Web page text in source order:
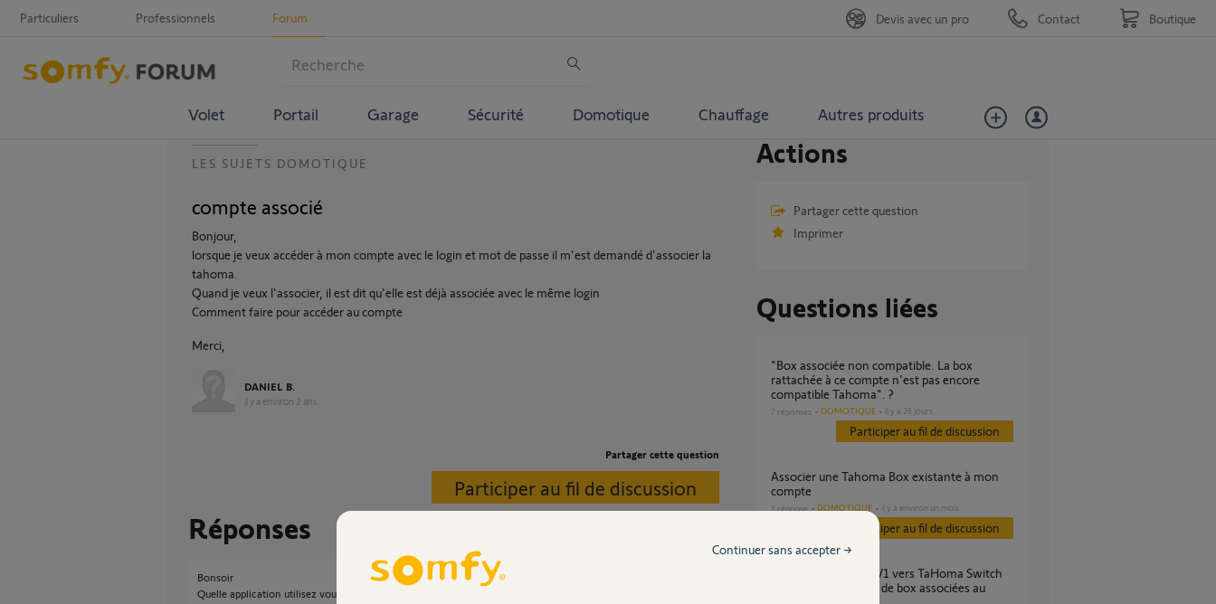
Particuliers Professionnels Forum
Volet Portail Garage Sécurité Domotique Chauffage Autres produits
Devis avec un pro Contact Boutique
LES SUJETS DOMOTIQUE
compte associé
Bonjour,
lorsque je veux accéder à mon compte avec le login et mot de passe il m'est demandé d'associer la
tahoma.
Quand je veux l'associer, il est dit qu'elle est déjà associée avec le même login
Comment faire pour accéder au compte
Merci,
DANIEL B.
il y a environ 2 ans
Partager cette question
Participer au fil de discussion
Réponses
Bonsoir
Quelle application utilisez vous et quelle tahoma avez vous ?
Actions
Partager cette question
Imprimer
Questions liées
"Box associée non compatible. La box
rattachée à ce compte n'est pas encore
compatible Tahoma". ?
7 réponses DOMOTIQUE il y a 26 jours
Participer au fil de discussion
Associer une Tahoma Box existante à mon
compte
1 réponse DOMOTIQUE il y a environ un mois
Participer au fil de discussion
impossible — conflit de box associées au
Continuer sans accepter →